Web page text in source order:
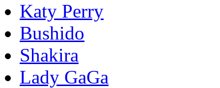
Katy Perry
Bushido
Shakira
Lady GaGa